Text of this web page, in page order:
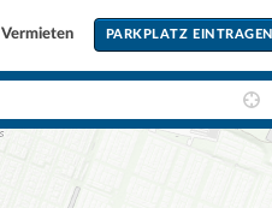
Vermieten PARKPLATZ EINTRAGEN